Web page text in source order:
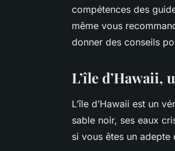
compétences des
même vous
donner des conseils
L’île d’Hawaii,
L’île d’Hawaii est un
sable noir, ses eaux
si vous êtes un